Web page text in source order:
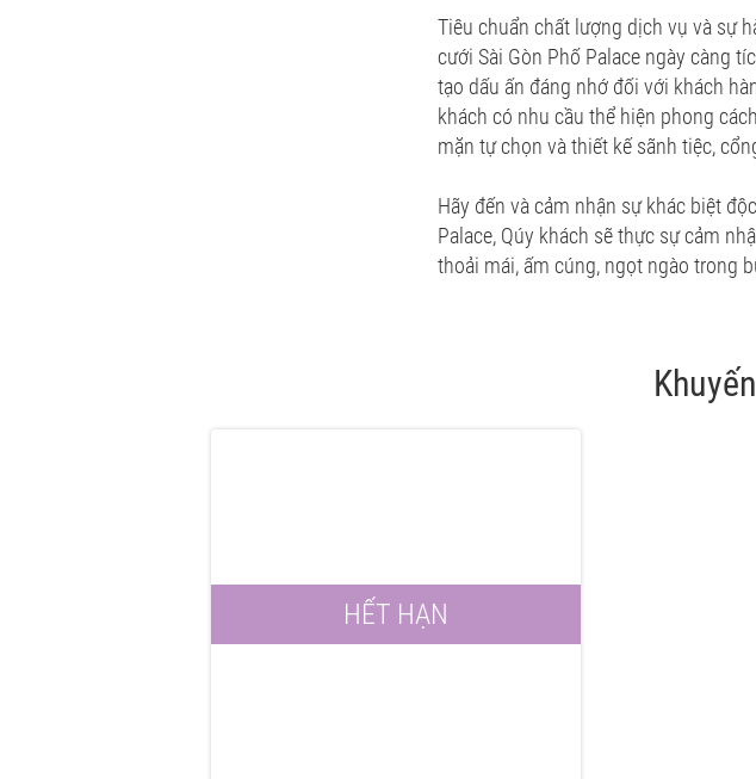
Tiêu chuẩn chất lượng dịch vụ và sự
cưới Sài Gòn Phố Palace ngày càng
tạo dấu ấn đáng nhớ đối với khách
khách có nhu cầu thể hiện phong
mặn tự chọn và thiết kế sãnh tiệc,
Hãy đến và cảm nhận sự khác biệt
Palace, Qúy khách sẽ thực sự cảm
thoải mái, ấm cúng, ngọt ngào trong
HẾT HẠN